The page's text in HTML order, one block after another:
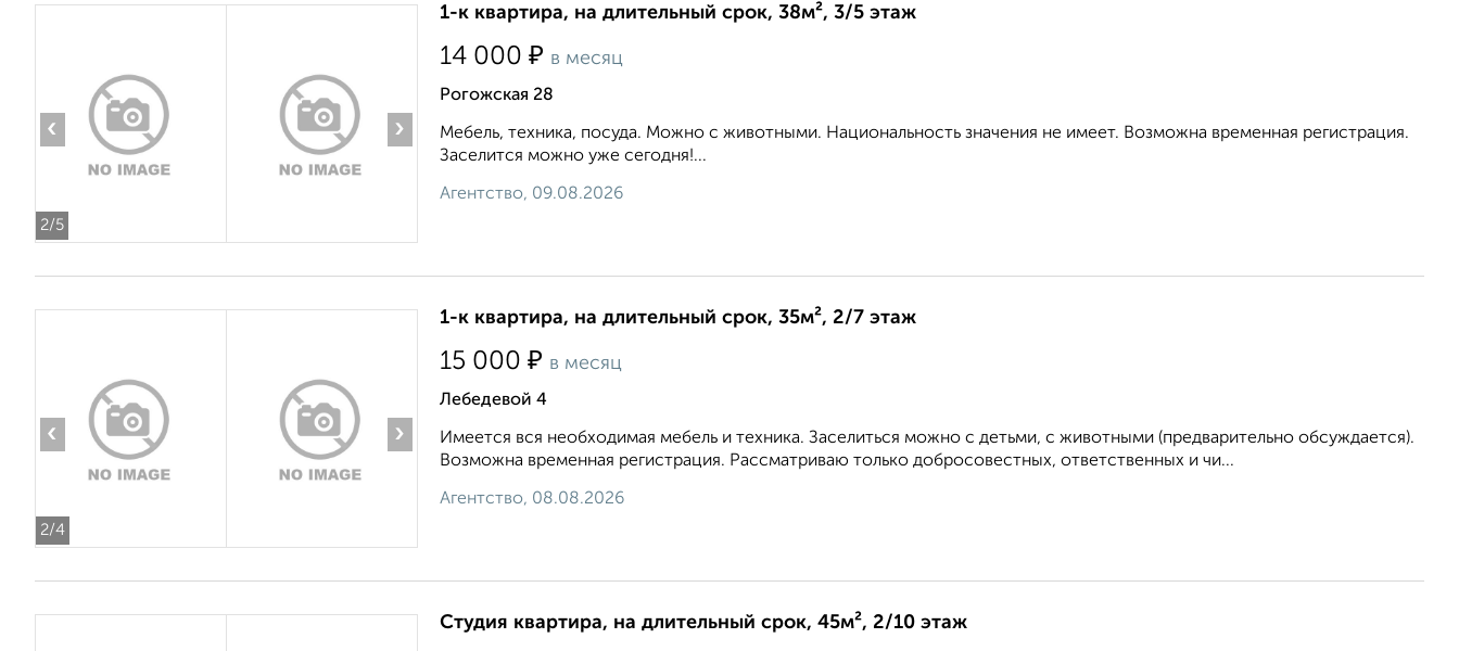
2/5
‹ ›
1-к квартира, на длительный срок, 38м², 3/5 этаж
14 000 ₽ в месяц
Рогожская 28
Мебель, техника, посуда. Можно с животными. Национальность значения не имеет. Возможна временная регистрация.
Заселится можно уже сегодня!...
Агентство, 09.08.2026
2/4
‹ ›
1-к квартира, на длительный срок, 35м², 2/7 этаж
15 000 ₽ в месяц
Лебедевой 4
Имеется вся необходимая мебель и техника. Заселиться можно с детьми, с животными (предварительно обсуждается).
Возможна временная регистрация. Рассматриваю только добросовестных, ответственных и чи...
Агентство, 08.08.2026
Студия квартира, на длительный срок, 45м², 2/10 этаж